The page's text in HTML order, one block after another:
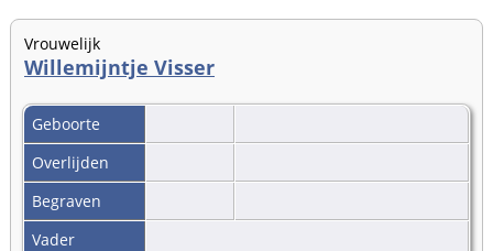
Vrouwelijk
Willemijntje Visser
Geboorte
Overlijden
Begraven
Vader